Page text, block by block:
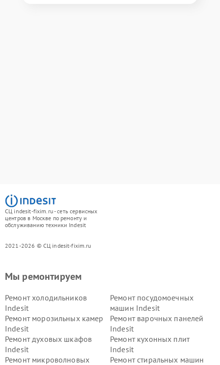
СЦ indesit-fixim.ru - сеть сервисных
центров в Москве по ремонту и
обслуживанию техники Indesit
2021-2026 © СЦ indesit-fixim.ru
Мы ремонтируем
Ремонт холодильников
Indesit
Ремонт посудомоечных
машин Indesit
Ремонт морозильных камер
Indesit
Ремонт варочных панелей
Indesit
Ремонт духовых шкафов
Indesit
Ремонт кухонных плит
Indesit
Ремонт микроволновых
Ремонт стиральных машин